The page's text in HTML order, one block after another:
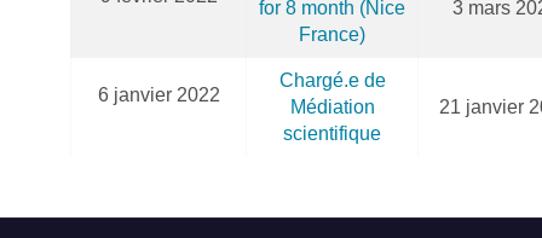
for 8 month (Nice
France)
3 mars
6 janvier 2022
Chargé.e de
Médiation
scientifique
21 janvier